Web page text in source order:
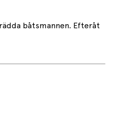
båtsmannen. Efteråt